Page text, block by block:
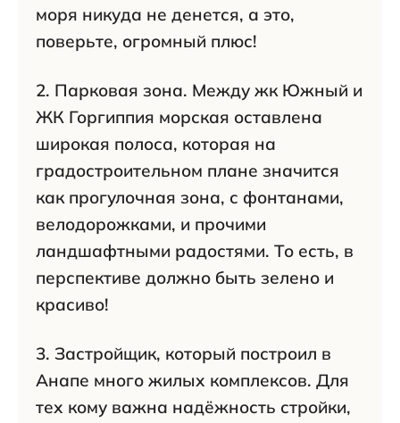
моря никуда не денется, а это,
поверьте, огромный плюс!
2. Парковая зона. Между жк Южный и
ЖК Горгиппия морская оставлена
широкая полоса, которая на
градостроительном плане значится
как прогулочная зона, с фонтанами,
велодорожками, и прочими
ландшафтными радостями. То есть, в
перспективе должно быть зелено и
красиво!
3. Застройщик, который построил в
Анапе много жилых комплексов. Для
тех кому важна надёжность стройки,